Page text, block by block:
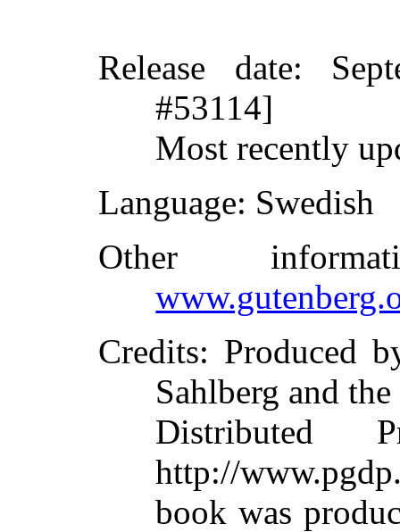
Release date:
#53114]
Most recently
Language: Swedish
Other
Credits: Produced
Sahlberg and
Distributed
http://
book was